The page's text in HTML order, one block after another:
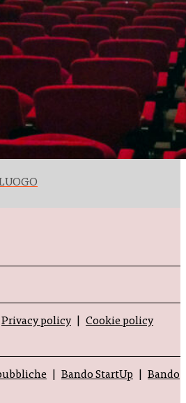
Privacy policy
Cookie policy
Bando StartUp
Bando